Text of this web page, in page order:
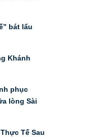
bát lẩu
Khánh
phục
lòng Sài
Tế Sau